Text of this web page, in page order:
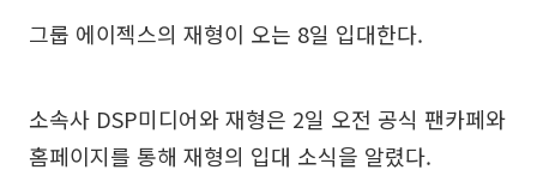
그룹 에이젝스의 재형이 오는 8일 입대한다.
소속사 DSP미디어와 재형은 2일 오전 공식 팬카페와
홈페이지를 통해 재형의 입대 소식을 알렸다.